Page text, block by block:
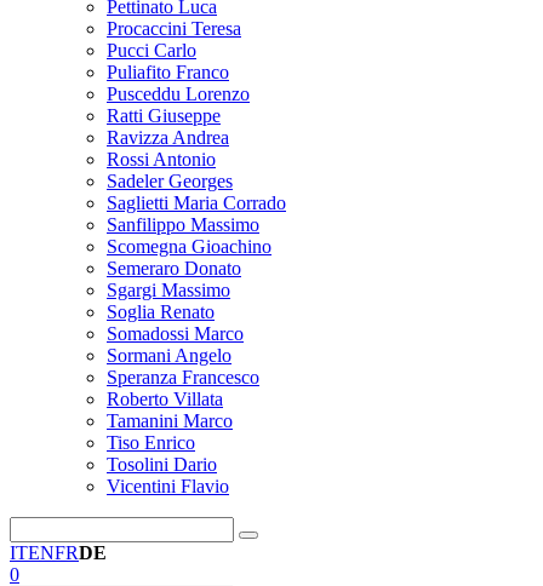
Pettinato Luca
Procaccini Teresa
Pucci Carlo
Puliafito Franco
Pusceddu Lorenzo
Ratti Giuseppe
Ravizza Andrea
Rossi Antonio
Sadeler Georges
Saglietti Maria Corrado
Sanfilippo Massimo
Scomegna Gioachino
Semeraro Donato
Sgargi Massimo
Soglia Renato
Somadossi Marco
Sormani Angelo
Speranza Francesco
Roberto Villata
Tamanini Marco
Tiso Enrico
Tosolini Dario
Vicentini Flavio
ITENFRDE
0